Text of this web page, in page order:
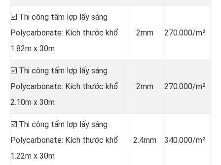
☑️ Thi công tấm lợp lấy sáng
Polycarbonate: Kích thước khổ
1.82m x 30m
2mm 270.000/m²
☑️ Thi công tấm lợp lấy sáng
Polycarbonate: Kích thước khổ
2.10m x 30m
2mm 270.000/m²
☑️ Thi công tấm lợp lấy sáng
Polycarbonate: Kích thước khổ
1.22m x 30m
2.4mm 340.000/m²